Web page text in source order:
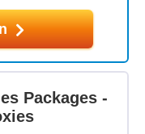
Packages -